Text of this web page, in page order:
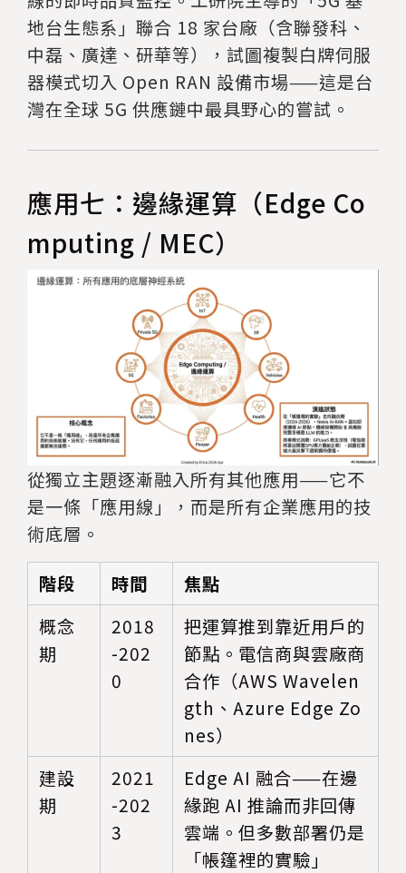
地台生態系」聯合 18 家台廠（含聯發科、
中磊、廣達、研華等），試圖複製白牌伺服
器模式切入 Open RAN 設備市場——這是台
灣在全球 5G 供應鏈中最具野心的嘗試。
應用七：邊緣運算（Edge Co
mputing / MEC）
從獨立主題逐漸融入所有其他應用——它不
是一條「應用線」，而是所有企業應用的技
術底層。
階段
時間
焦點
概念
期
2018
-202
0
把運算推到靠近用戶的
節點。電信商與雲廠商
合作（AWS Wavelen
gth、Azure Edge Zo
nes）
建設
期
2021
-202
3
Edge AI 融合——在邊
緣跑 AI 推論而非回傳
雲端。但多數部署仍是
「帳篷裡的實驗」